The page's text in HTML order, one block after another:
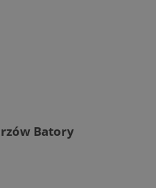
Batory